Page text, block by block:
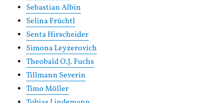
Sebastian Albin
Selina Früchtl
Senta Hirscheider
Simona Leyzerovich
Theobald O.J. Fuchs
Tillmann Severin
Timo Möller